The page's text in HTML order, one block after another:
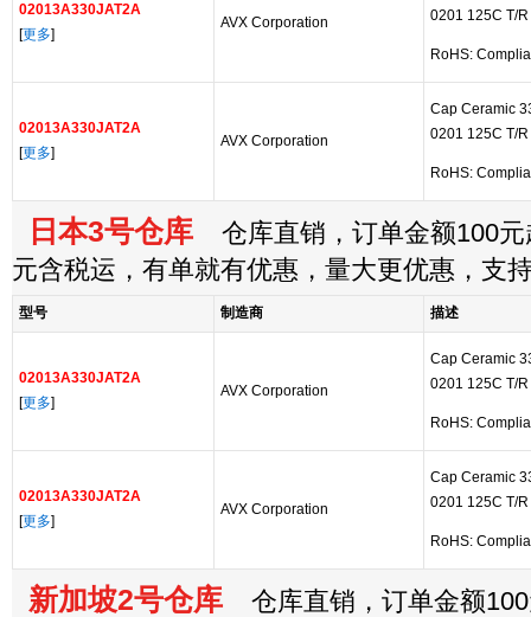
02013A330JAT2A
[更多]
AVX Corporation
0201 125C T/R
RoHS:
02013A330JAT2A
[更多]
AVX Corporation
Cap Ceramic
0201 125C T/R
RoHS:
日本3号仓库 仓库直销，订单金额100元
元含税运，有单就有优惠，量大更优惠，支
型号 制造商 描述
02013A330JAT2A
[更多]
AVX Corporation
Cap Ceramic
0201 125C T/R
RoHS:
02013A330JAT2A
[更多]
AVX Corporation
Cap Ceramic
0201 125C T/R
RoHS:
新加坡2号仓库 仓库直销，订单金额